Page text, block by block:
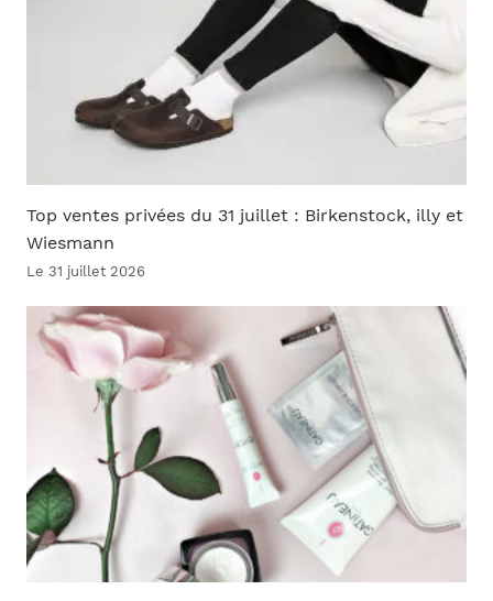
Top ventes privées du 31 juillet : Birkenstock, illy et
Wiesmann
Le 31 juillet 2026